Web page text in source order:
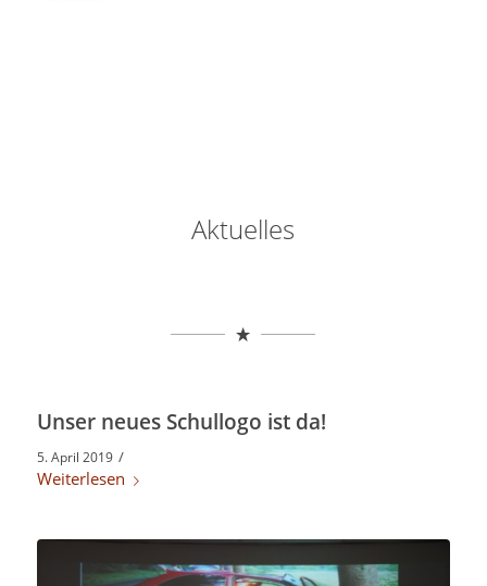
Aktuelles
Unser neues Schullogo ist da!
5. April 2019 /
Weiterlesen